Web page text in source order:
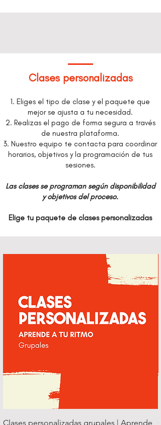
Clases personalizadas
1. Eliges el tipo de clase y el paquete que
mejor se ajusta a tu necesidad.
2. Realizas el pago de forma segura a través
de nuestra plataforma.
3. Nuestro equipo te contacta para coordinar
horarios, objetivos y la programación de tus
sesiones.
Las clases se programan según disponibilidad
y objetivos del proceso.
Elige tu paquete de clases personalizadas
Clases personalizadas grupales | Aprende